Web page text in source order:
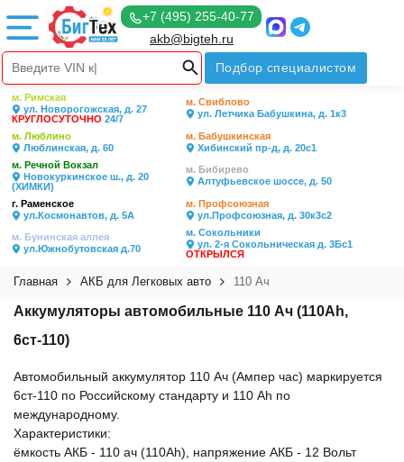
+7 (495) 255-40-77
akb@bigteh.ru
Подбор специалистом
м. Римская
ул. Новорогожская, д. 27
КРУГЛОСУТОЧНО 24/7
м. Свиблово
ул. Летчика Бабушкина, д. 1к3
м. Люблино
Люблинская, д. 60
м. Бабушкинская
Хибинский пр-д, д. 20с1
м. Речной Вокзал
Новокуркинское ш., д. 20
(ХИМКИ)
м. Бибирево
Алтуфьевское шоссе, д. 50
г. Раменское
ул.Космонавтов, д. 5А
м. Профсоюзная
ул.Профсоюзная, д. 30к3с2
м. Бунинская аллея
ул.Южнобутовская д.70
м. Сокольники
ул. 2-я Сокольническая д. 3Бс1
ОТКРЫЛСЯ
Главная АКБ для Легковых авто 110 Ач
Аккумуляторы автомобильные 110 Ач (110Ah,
6ст-110)
Автомобильный аккумулятор 110 Ач (Ампер час) маркируется
6ст-110 по Российскому стандарту и 110 Ah по
международному.
Характеристики:
ёмкость АКБ - 110 ач (110Ah), напряжение АКБ - 12 Вольт